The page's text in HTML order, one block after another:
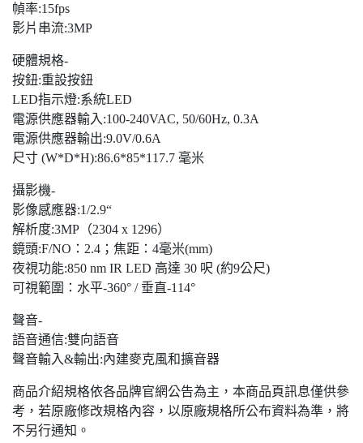
幀率:15fps
影片串流:3MP
硬體規格-
按鈕:重設按鈕
LED指示燈:系統LED
電源供應器輸入:100-240VAC, 50/60Hz, 0.3A
電源供應器輸出:9.0V/0.6A
尺寸 (W*D*H):86.6*85*117.7 毫米
攝影機-
影像感應器:1/2.9“
解析度:3MP（2304 x 1296）
鏡頭:F/NO：2.4；焦距：4毫米(mm)
夜視功能:850 nm IR LED 高達 30 呎 (約9公尺)
可視範圍：水平-360° / 垂直-114°
聲音-
語音通信:雙向語音
聲音輸入&輸出:內建麥克風和擴音器
商品介紹規格依各品牌官網公告為主，本商品頁訊息僅供參
考，若原廠修改規格內容，以原廠規格所公布資料為準，將
不另行通知。